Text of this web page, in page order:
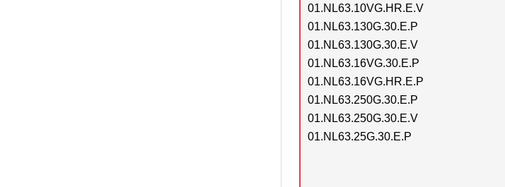
01.NL63.10VG.HR.E.V
01.NL63.130G.30.E.P
01.NL63.130G.30.E.V
01.NL63.16VG.30.E.P
01.NL63.16VG.HR.E.P
01.NL63.250G.30.E.P
01.NL63.250G.30.E.V
01.NL63.25G.30.E.P